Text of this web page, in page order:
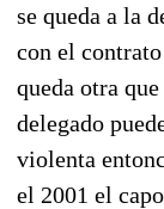
se queda a la
con el
queda otra
delegado
violenta
el 2001 el